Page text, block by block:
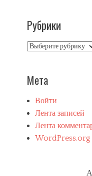
Рубрики
Рубрики
Мета
Войти
Лента записей
Лента
WordPress.org